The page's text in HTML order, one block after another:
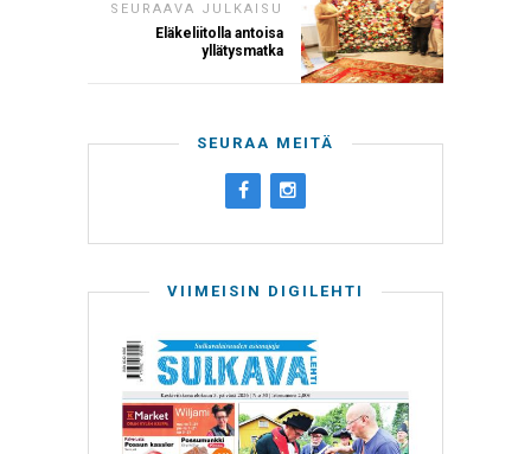
SEURAAVA JULKAISU
Eläkeliitolla antoisa
yllätysmatka
SEURAA MEITÄ
VIIMEISIN DIGILEHTI